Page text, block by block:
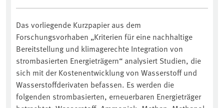
Das vorliegende Kurzpapier aus dem
Forschungsvorhaben „Kriterien für eine nachhaltige
Bereitstellung und klimagerechte Integration von
strombasierten Energieträgern“ analysiert Studien, die
sich mit der Kostenentwicklung von Wasserstoff und
Wasserstoffderivaten befassen. Es werden die
folgenden strombasierten, erneuerbaren Energieträger